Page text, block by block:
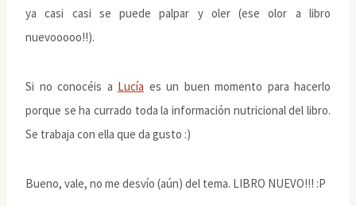
ya casi casi se puede palpar y oler (ese olor a libro
nuevooooo!!).
Si no conocéis a Lucía es un buen momento para hacerlo
porque se ha currado toda la información nutricional del libro.
Se trabaja con ella que da gusto :)
Bueno, vale, no me desvío (aún) del tema. LIBRO NUEVO!!! :P